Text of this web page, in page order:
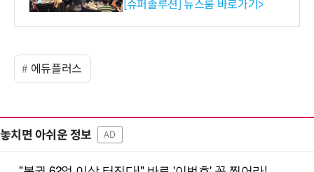
[슈퍼솔루션] 뉴스룸 바로가기>
에듀플러스
놓치면 아쉬운 정보 AD